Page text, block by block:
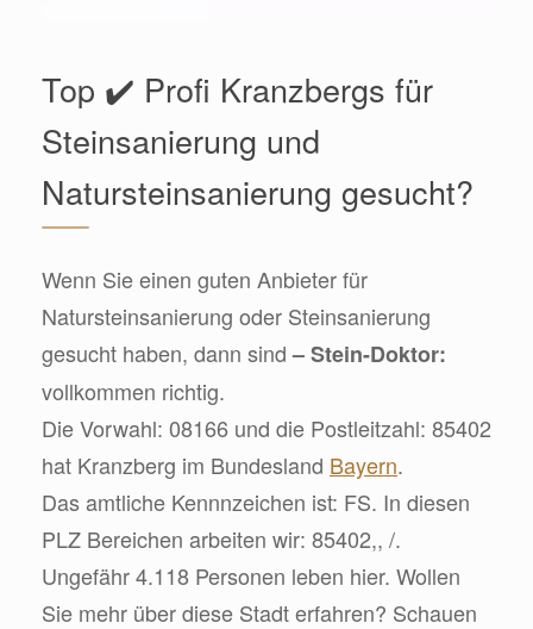
Top ✔️ Profi Kranzbergs für
Steinsanierung und
Natursteinsanierung gesucht?
Wenn Sie einen guten Anbieter für
Natursteinsanierung oder Steinsanierung
gesucht haben, dann sind– Stein-Doktor:
vollkommen richtig.
Die Vorwahl: 08166 und die Postleitzahl: 85402
hat Kranzberg im Bundesland Bayern.
Das amtliche Kennnzeichen ist: FS. In diesen
PLZ Bereichen arbeiten wir: 85402,, /.
Ungefähr 4.118 Personen leben hier. Wollen
Sie mehr über diese Stadt erfahren? Schauen